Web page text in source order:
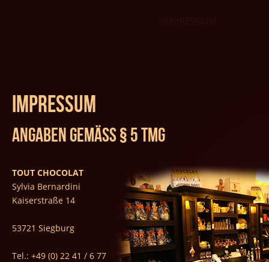
Impressum
Angaben gemäß § 5 TMG
TOUT CHOCOLAT
Sylvia Bernardini
Kaiserstraße 14
53721 Siegburg
Tel.: +49 (0) 22 41 / 6 77